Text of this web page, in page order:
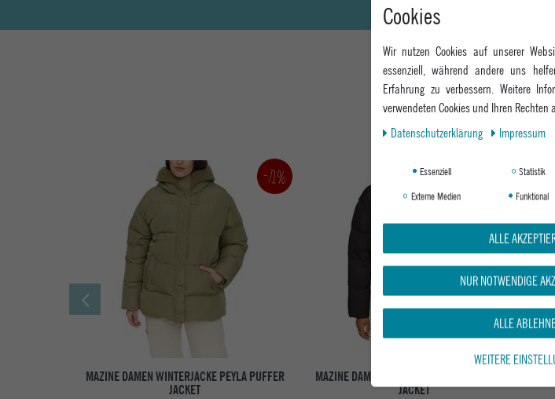
DAS KÖNNTE DIR
-71%
MAZINE DAMEN WINTERJACKE PEYLA PUFFER
JACKET
-71%
MAZINE DAMEN WINTERJACKE PEYLA PUFFER
JACKET
Cookies
Wir nutzen Cookies auf unserer
essenziell, während andere uns
Erfahrung zu verbessern. Weitere
verwendeten Cookies und Ihren Rechten
Daten­schutz­erklärung
Impressum
Essenziell Statistik
Externe Medien
Funktional
ALLE
NUR NOTWENDIGE
ALLE
WEITERE